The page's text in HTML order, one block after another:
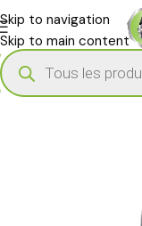
Skip to navigation
Skip to main content